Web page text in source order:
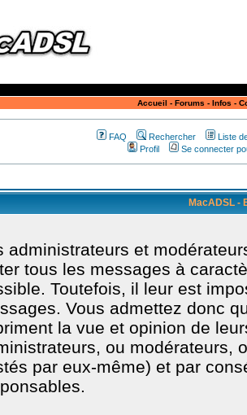
Accueil - Forums - Infos -
FAQ Rechercher
Liste
Profil
Se connecter
MacADSL -
administrateurs et
tous les messages à
Toutefois, il leur est
Vous admettez donc
la vue et opinion de
ou modérateurs,
par eux-même) et par